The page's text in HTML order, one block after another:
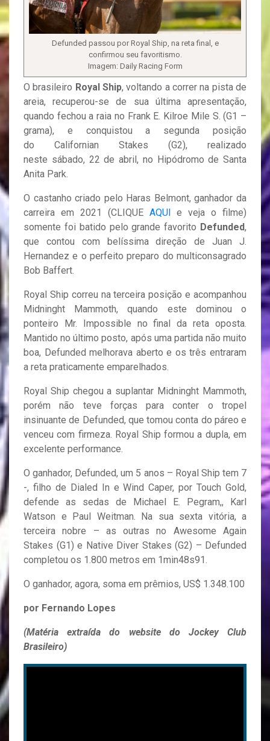
Defunded passou por Royal Ship, na reta final, e
confirmou seu favoritismo.
Imagem: Daily Racing Form
O brasileiro Royal Ship, voltando a correr na pista de
areia, recuperou-se de sua última apresentação,
quando fechou a raia no Frank E. Kilroe Mile S. (G1 –
grama), e conquistou a segunda posição
do Californian Stakes (G2), realizado
neste sábado, 22 de abril, no Hipódromo de Santa
Anita Park.
O castanho criado pelo Haras Belmont, ganhador da
carreira em 2021 (CLIQUE AQUI e veja o filme)
somente foi batido pelo grande favorito Defunded,
que contou com belíssima direção de Juan J.
Hernandez e o perfeito preparo do multiconsagrado
Bob Baffert.
Royal Ship correu na terceira posição e acompanhou
Midninght Mammoth, quando este dominou o
ponteiro Mr. Impossible no final da reta oposta.
Mantido no último posto, após uma partida não muito
boa, Defunded melhorava aberto e os três entraram
a reta praticamente emparelhados.
Royal Ship chegou a suplantar Midninght Mammoth,
porém não teve forças para conter o tropel
insinuante de Defunded, que tomou conta do páreo e
venceu com firmeza. Royal Ship formou a dupla, em
excelente performance.
O ganhador, Defunded, um 5 anos – Royal Ship tem 7
-, filho de Dialed In e Wind Caper, por Touch Gold,
defende as sedas de Michael E. Pegram,, Karl
Watson e Paul Weitman. Na sua sexta vitória, a
terceira nobre – as outras no Awesome Again
Stakes (G1) e Native Diver Stakes (G2) – Defunded
completou os 1.800 metros em 1min48s91.
O ganhador, agora, soma em prêmios, US$ 1.348.100
por Fernando Lopes
(Matéria extraída do website do Jockey Club
Brasileiro)